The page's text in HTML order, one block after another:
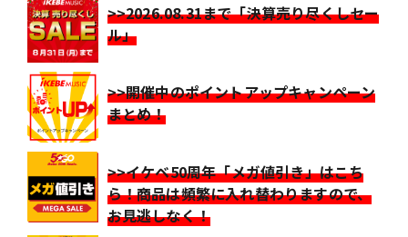
>>2026.08.31まで「決算売り尽くしセー
ル」
>>開催中のポイントアップキャンペーン
まとめ！
>>イケベ50周年「メガ値引き」はこち
ら！商品は頻繁に入れ替わりますので、
お見逃しなく！